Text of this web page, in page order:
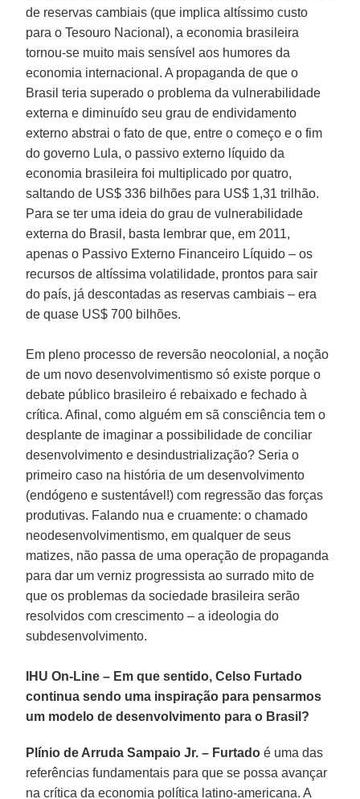
de reservas cambiais (que implica altíssimo custo
para o Tesouro Nacional), a economia brasileira
tornou-se muito mais sensível aos humores da
economia internacional. A propaganda de que o
Brasil teria superado o problema da vulnerabilidade
externa e diminuído seu grau de endividamento
externo abstrai o fato de que, entre o começo e o fim
do governo Lula, o passivo externo líquido da
economia brasileira foi multiplicado por quatro,
saltando de US$ 336 bilhões para US$ 1,31 trilhão.
Para se ter uma ideia do grau de vulnerabilidade
externa do Brasil, basta lembrar que, em 2011,
apenas o Passivo Externo Financeiro Líquido – os
recursos de altíssima volatilidade, prontos para sair
do país, já descontadas as reservas cambiais – era
de quase US$ 700 bilhões.
Em pleno processo de reversão neocolonial, a noção
de um novo desenvolvimentismo só existe porque o
debate público brasileiro é rebaixado e fechado à
crítica. Afinal, como alguém em sã consciência tem o
desplante de imaginar a possibilidade de conciliar
desenvolvimento e desindustrialização? Seria o
primeiro caso na história de um desenvolvimento
(endógeno e sustentável!) com regressão das forças
produtivas. Falando nua e cruamente: o chamado
neodesenvolvimentismo, em qualquer de seus
matizes, não passa de uma operação de propaganda
para dar um verniz progressista ao surrado mito de
que os problemas da sociedade brasileira serão
resolvidos com crescimento – a ideologia do
subdesenvolvimento.
IHU On-Line – Em que sentido, Celso Furtado
continua sendo uma inspiração para pensarmos
um modelo de desenvolvimento para o Brasil?
Plínio de Arruda Sampaio Jr. – Furtadoé uma das
referências fundamentais para que se possa avançar
na crítica da economia política latino-americana. A